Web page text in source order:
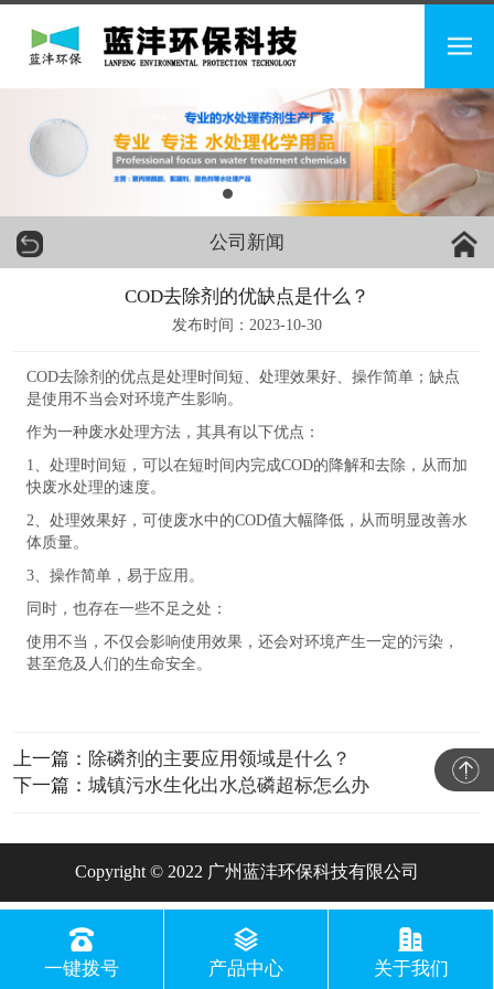
公司新闻
COD去除剂的优缺点是什么？
发布时间：2023-10-30
COD去除剂的优点是处理时间短、处理效果好、操作简单；缺点
是使用不当会对环境产生影响。
作为一种废水处理方法，其具有以下优点：
1、处理时间短，可以在短时间内完成COD的降解和去除，从而加
快废水处理的速度。
2、处理效果好，可使废水中的COD值大幅降低，从而明显改善水
体质量。
3、操作简单，易于应用。
同时，也存在一些不足之处：
使用不当，不仅会影响使用效果，还会对环境产生一定的污染，
甚至危及人们的生命安全。
上一篇： 除磷剂的主要应用领域是什么？
下一篇： 城镇污水生化出水总磷超标怎么办
Copyright © 2022 广州蓝沣环保科技有限公司
一键拨号 产品中心 关于我们